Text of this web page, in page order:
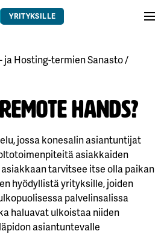
YRITYKSILLE
ja Hosting-termien Sanasto/
Hands?
jossa konesalin asiantuntijat
asiakkaiden
tarvitsee itse olla paikan
hyödyllistä yrityksille, joiden
palvelinsalissa
haluavat ulkoistaa niiden
asiantuntevalle